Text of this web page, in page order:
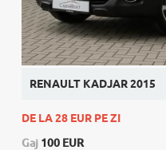
RENAULT KADJAR 2015
DE LA 28 EUR PE ZI
Gaj 100 EUR